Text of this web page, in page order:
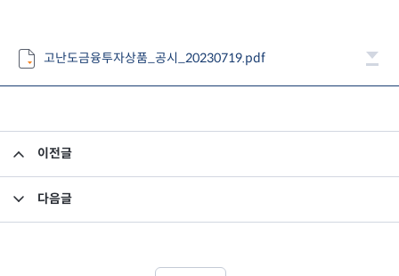
고난도금융투자상품_공시_20230719.pdf
이전글
다음글